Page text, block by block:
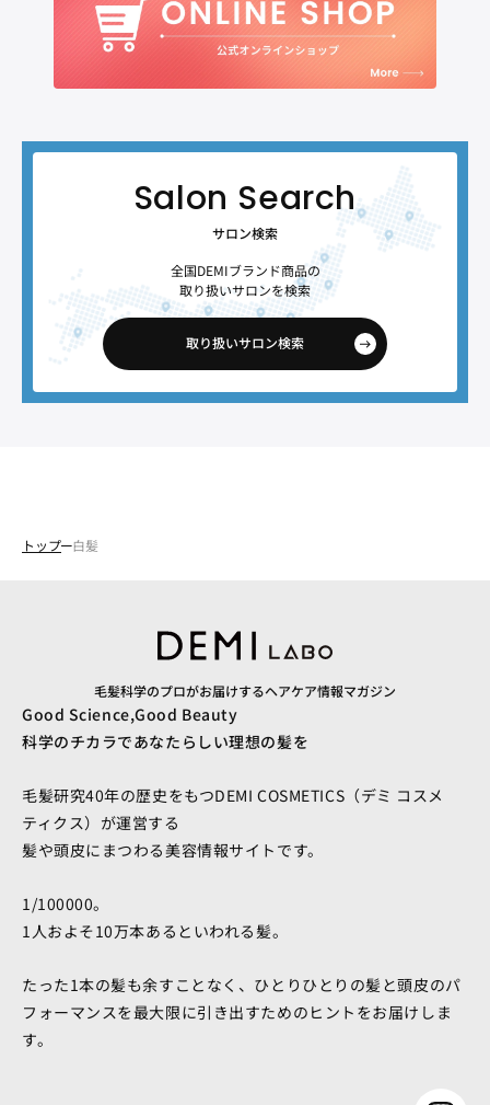
サロン検索
全国DEMIブランド商品の
取り扱いサロンを検索
取り扱いサロン検索
トップ 白髪
毛髪科学のプロがお届けするヘアケア情報マガジン
Good Science,Good Beauty
科学のチカラであなたらしい理想の髪を
毛髪研究40年の歴史をもつDEMI COSMETICS（デミ コスメ
ティクス）が運営する
髪や頭皮にまつわる美容情報サイトです。
1/100000。
1人およそ10万本あるといわれる髪。
たった1本の髪も余すことなく、ひとりひとりの髪と頭皮のパ
フォーマンスを最大限に引き出すためのヒントをお届けしま
す。